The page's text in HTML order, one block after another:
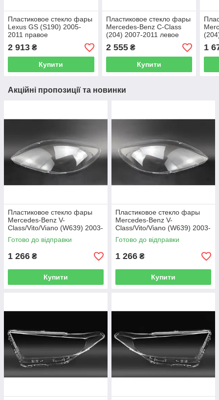
Пластиковое стекло фары
Lexus GS (S190) 2005-
2011 правое
(пассажирское)
2 913 ₴
Купити
Пластиковое стекло фары
Mercedes-Benz C-Class
(204) 2007-2011 левое
(водительское)
2 555₴
Купити
1
Акційні пропозиції та новинки
Пластиковое стекло фары
Mercedes-Benz V-
Class/Vito/Viano (W639) 2003-
2010 левое (водительское)
Готово до відправки
1 266 ₴
Купити
Пластиковое стекло фары
Mercedes-Benz V-
Class/Vito/Viano (W639) 2003-
2010 правое (пассажирское)
Готово до відправки
1 266 ₴
Купити